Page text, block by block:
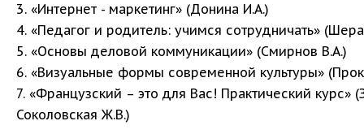
3. «Интернет - маркетинг» (Донина И.А.)
4. «Педагог и родитель: учимся сотрудничать»
5. «Основы деловой коммуникации» (Смирнов В.А.)
6. «Визуальные формы современной культуры»
7. «Французский – это для Вас! Практический курс»
Соколовская Ж.В.)